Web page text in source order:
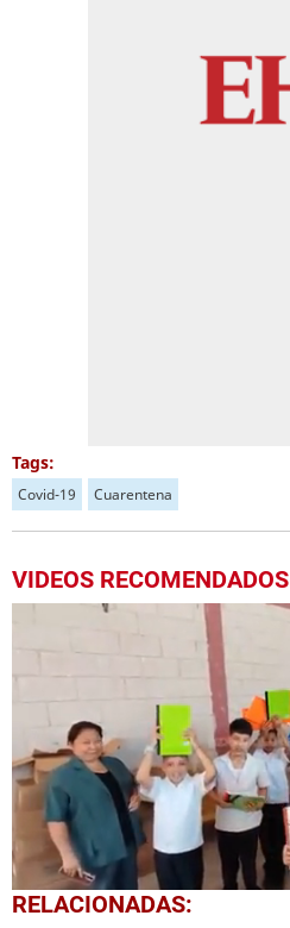
Tags:
Covid-19 Cuarentena
VIDEOS RECOMENDADOS
0
seconds
RELACIONADAS: